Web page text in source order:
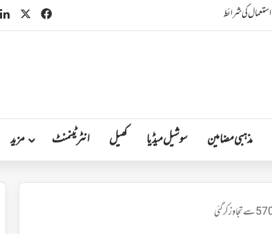
استعمال کی شرائط
مذہبی مضامین سوشیل میڈیا کھیل انٹرٹینمنٹ مزید